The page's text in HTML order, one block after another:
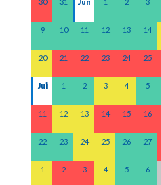
9 10 11 12 13 14
20 21 22 23 24 25
Jui 1 2 3 4 5
11 12 13 14 15 16
22 23 24 25 26 27
1 2 3 4 5 6